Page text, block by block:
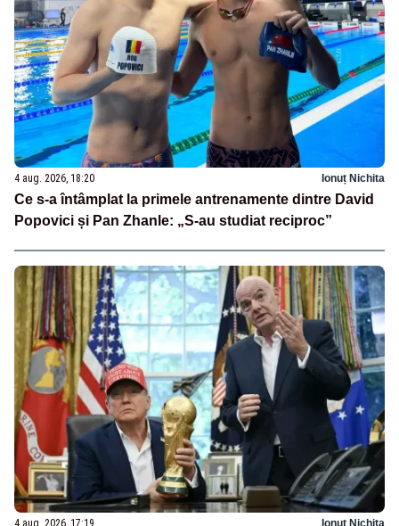
4 aug. 2026, 18:20 Ionuț Nichita
Ce s-a întâmplat la primele antrenamente dintre David
Popovici și Pan Zhanle: „S-au studiat reciproc”
4 aug. 2026, 17:19 Ionuț Nichita